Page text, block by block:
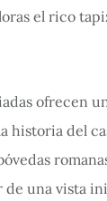
el rico
ofrecen
historia del
una vista